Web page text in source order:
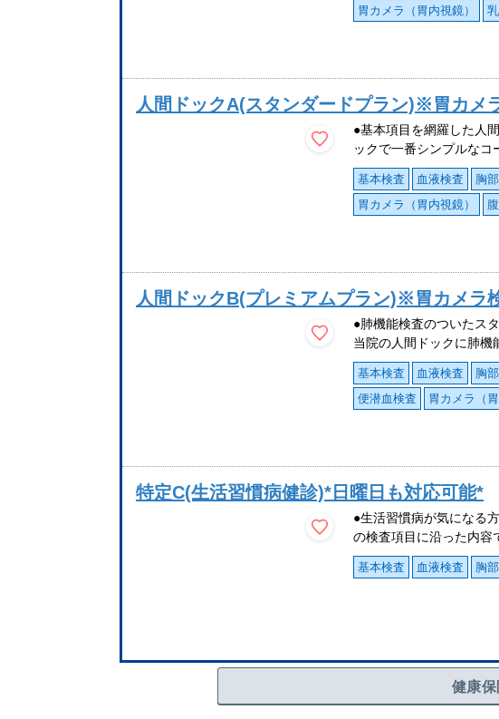
胃カメラ（胃内視鏡）
人間ドックA(スタンダードプラン)※胃カメ
●基本項目を網羅した人
ックで一番シンプルなコ
基本検査 血液検査 胸
胃カメラ（胃内視鏡）
人間ドックB(プレミアムプラン)※胃カメラ
●肺機能検査のついたス
当院の人間ドックに肺機
基本検査 血液検査 胸
便潜血検査
胃カメラ（胃
特定C(生活習慣病健診)*日曜日も対応可能*
●生活習慣病が気になる
の検査項目に沿った内容
基本検査 血液検査 胸
健康